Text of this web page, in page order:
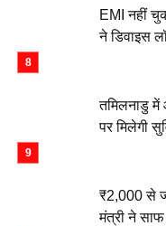
EMI नहीं
ने डिवाइस
तमिलनाडु
पर मिलेगी
₹2,000 से
मंत्री ने साफ